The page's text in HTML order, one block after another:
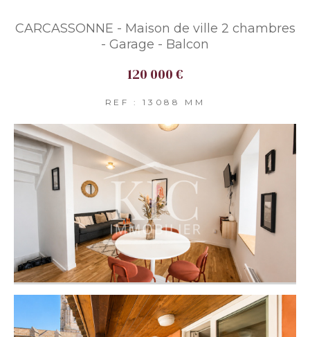
CARCASSONNE - Maison de ville 2 chambres
- Garage - Balcon
120 000 €
REF : 13088 MM